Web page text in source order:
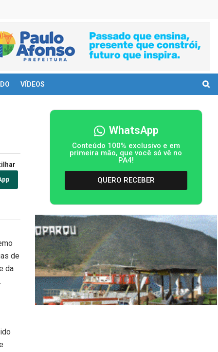
VÍDEOS
de
da
WhatsApp
Conteúdo 100% exclusivo e em
primeira mão, que você só vê no
PA4!
QUERO RECEBER